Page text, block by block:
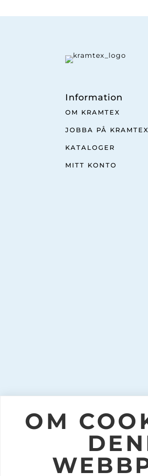
OM
Information
OM KRAMTEX
JOBBA PÅ KRAMTEX
KATALOGER
MITT KONTO